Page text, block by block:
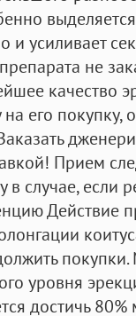
и усиливает
не
качество
его покупку,
Прием
случае, если
Действие
уровня
достичь